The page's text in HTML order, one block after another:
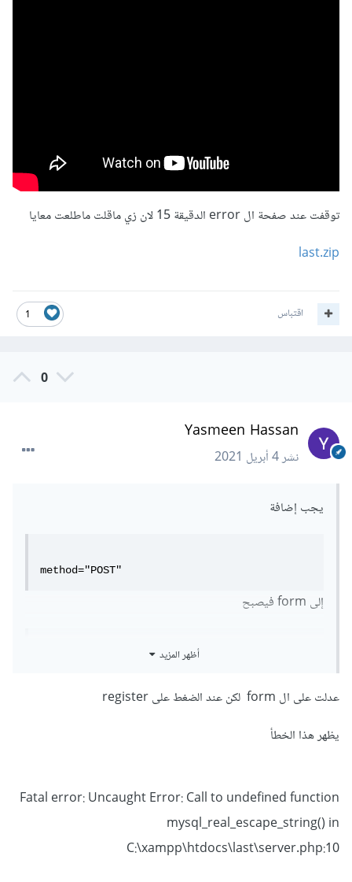
توقفت عند صفحة ال error الدقيقة 15 لان زي ماقلت ماطلعت معايا
last.zip
1 اقتباس
0
Yasmeen Hassan
نشر4 أبريل 2021
يجب إضافة
method="POST"
إلى form فيصبح
الشرط
if(isset($_POST['register'])){
أي أنه يتحقق أنه هناك قيمة تم إرسالها بإستخدام POST.
أظهر المزيد
عدلت على ال form لكن عند الضغط على register
يظهر هذا الخطأ
Fatal error: Uncaught Error: Call to undefined function
mysql_real_escape_string() in
C:\xampp\htdocs\last\server.php:10